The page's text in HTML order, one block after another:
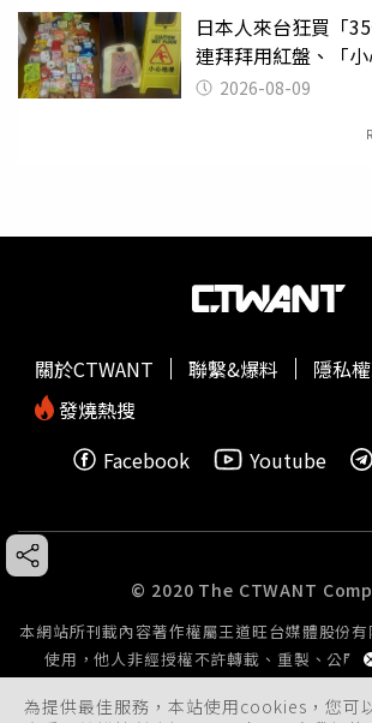
日本人來台狂買「
連拜拜用紅盤、「
也帶回家
2026-08-09
為提供最佳服務，本站使用cookies，您可
關於CTWANT 聯繫&爆料
隱私
發燒熱搜
Facebook
Youtube
© 2020 The CTWANT
本網站所刊載內容著作權屬王道旺台媒體股份
使用，他人非經授權不許轉載、重製、公開